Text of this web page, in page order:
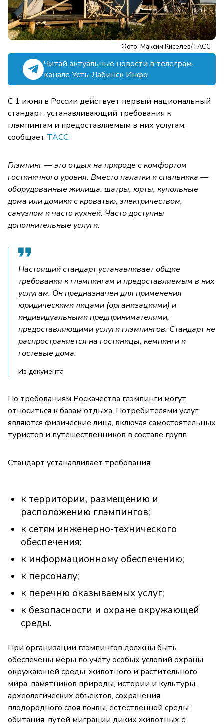
Фото: Максим Киселев/ТАСС
Читай актуальные новости в телеграм-
канале Усть-Лабинск Инфо
С 1 июня в России действует первый национальный
стандарт, устанавливающий требования к
глэмпингам и предоставляемым в них услугам,
сообщает ТАСС.
Глэмпинг — это отдых на природе с комфортом
гостиничного уровня. Вместо палатки и спальника —
оборудованные жилища: шатры, юрты, купольные
дома или домики с кроватью, электричеством,
санузлом и часто кухней. Часто доступны
дополнительные услуги.
Настоящий стандарт устанавливает общие
требования к глэмпингам и предоставляемым в них
услугам. Он предназначен для применения
юридическими лицами (организациями) и
индивидуальными предпринимателями,
предоставляющими услуги глэмпингов. Стандарт не
распространяется на гостиницы, кемпинги и
гостевые дома.
Из документа
По требованиям Роскачества глэмпинги могут
относиться к базам отдыха. Потребителями услуг
являются физические лица, включая самостоятельных
туристов и путешественников в составе групп.
Стандарт устанавливает требования:
к территории, размещению и
расположению глэмпингов;
к сетям инженерно-технического
обеспечения;
к информационному обеспечению;
к персоналу;
к перечню оказываемых услуг;
к безопасности и охране окружающей
среды.
При организации глэмпингов должны быть
обеспечены меры по учёту особых условий охраны
окружающей среды, животного и растительного
мира, памятников природы, истории и культуры,
археологических объектов, сохранения
плодородного слоя почвы, естественной среды
обитания, путей миграции диких животных с